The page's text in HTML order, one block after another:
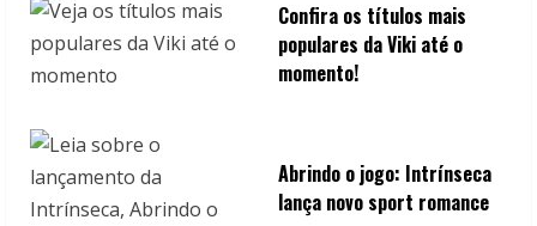
Confira os títulos mais
populares da Viki até o
momento!
Abrindo o jogo: Intrínseca
lança novo sport romance